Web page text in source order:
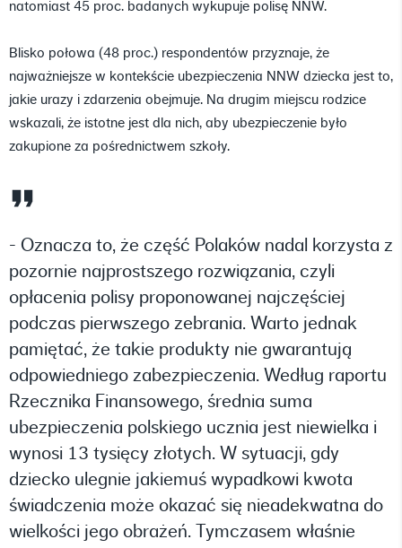
natomiast 45 proc. badanych wykupuje polisę NNW.
Blisko połowa (48 proc.) respondentów przyznaje, że
najważniejsze w kontekście ubezpieczenia NNW dziecka jest to,
jakie urazy i zdarzenia obejmuje. Na drugim miejscu rodzice
wskazali, że istotne jest dla nich, aby ubezpieczenie było
zakupione za pośrednictwem szkoły.
- Oznacza to, że część Polaków nadal korzysta z
pozornie najprostszego rozwiązania, czyli
opłacenia polisy proponowanej najczęściej
podczas pierwszego zebrania. Warto jednak
pamiętać, że takie produkty nie gwarantują
odpowiedniego zabezpieczenia. Według raportu
Rzecznika Finansowego, średnia suma
ubezpieczenia polskiego ucznia jest niewielka i
wynosi 13 tysięcy złotych. W sytuacji, gdy
dziecko ulegnie jakiemuś wypadkowi kwota
świadczenia może okazać się nieadekwatna do
wielkości jego obrażeń. Tymczasem właśnie